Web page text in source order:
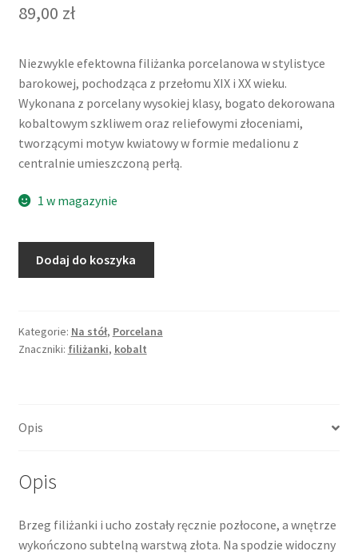
89,00 zł
Niezwykle efektowna filiżanka porcelanowa w stylistyce
barokowej, pochodząca z przełomu XIX i XX wieku.
Wykonana z porcelany wysokiej klasy, bogato dekorowana
kobaltowym szkliwem oraz reliefowymi złoceniami,
tworzącymi motyw kwiatowy w formie medalionu z
centralnie umieszczoną perłą.
1 w magazynie
Filiżanka
reliefowa
dekoracja,
Dodaj do koszyka
Kategorie: Na stół, Porcelana
Znaczniki: filiżanki, kobalt
Opis
Opis
Brzeg filiżanki i ucho zostały ręcznie pozłocone, a wnętrze
wykończono subtelną warstwą złota. Na spodzie widoczny